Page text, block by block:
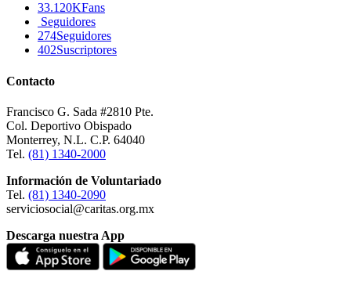
33.120KFans
Seguidores
274Seguidores
402Suscriptores
Contacto
Francisco G. Sada #2810 Pte.
Col. Deportivo Obispado
Monterrey, N.L. C.P. 64040
Tel. (81) 1340-2000
Información de Voluntariado
Tel. (81) 1340-2090
serviciosocial@caritas.org.mx
Descarga nuestra App